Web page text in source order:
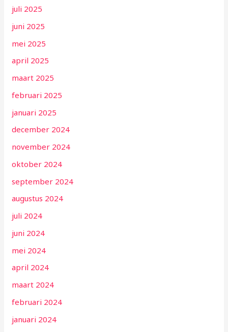
juli 2025
juni 2025
mei 2025
april 2025
maart 2025
februari 2025
januari 2025
december 2024
november 2024
oktober 2024
september 2024
augustus 2024
juli 2024
juni 2024
mei 2024
april 2024
maart 2024
februari 2024
januari 2024